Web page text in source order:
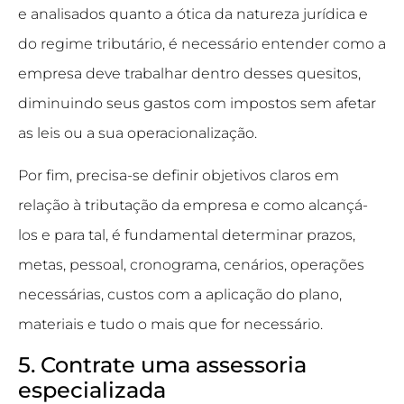
e analisados quanto a ótica da natureza jurídica e
do regime tributário, é necessário entender como a
empresa deve trabalhar dentro desses quesitos,
diminuindo seus gastos com impostos sem afetar
as leis ou a sua operacionalização.
Por fim, precisa-se definir objetivos claros em
relação à tributação da empresa e como alcançá-
los e para tal, é fundamental determinar prazos,
metas, pessoal, cronograma, cenários, operações
necessárias, custos com a aplicação do plano,
materiais e tudo o mais que for necessário.
5. Contrate uma assessoria
especializada